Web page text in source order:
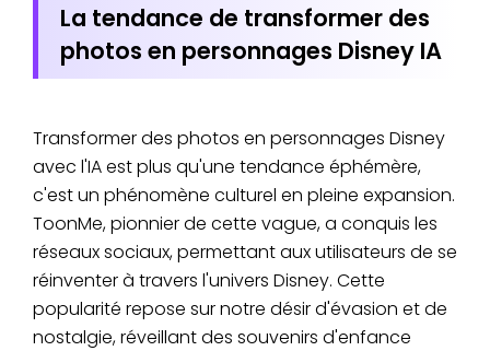
La tendance de transformer des
photos en personnages Disney IA
Transformer des photos en personnages Disney
avec l'IA est plus qu'une tendance éphémère,
c'est un phénomène culturel en pleine expansion.
ToonMe, pionnier de cette vague, a conquis les
réseaux sociaux, permettant aux utilisateurs de se
réinventer à travers l'univers Disney. Cette
popularité repose sur notre désir d'évasion et de
nostalgie, réveillant des souvenirs d'enfance